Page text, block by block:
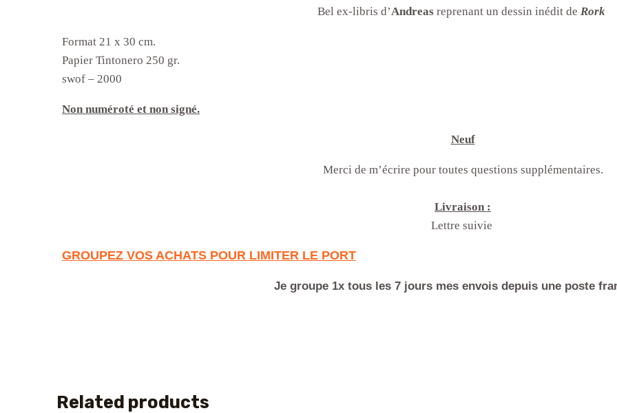
Bel ex-libris d’Andreas reprenant un dessin inédit de Rork
Format 21 x 30 cm.
Papier Tintonero 250 gr.
swof – 2000
Non numéroté et non signé.
Neuf
Merci de m’écrire pour toutes questions supplémentaires.
Livraison :
Lettre suivie
GROUPEZ VOS ACHATS POUR LIMITER LE PORT
Je groupe 1x tous les 7 jours mes envois depuis une poste
Related products